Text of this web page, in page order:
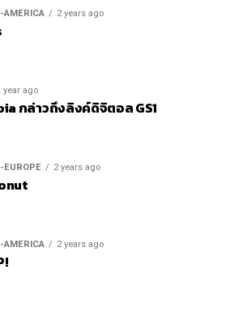
AMERICA 2 years ago
year ago
กล่าวถึงลิงค์ดิจิตอล GS1
EUROPE 2 years ago
AMERICA 2 years ago